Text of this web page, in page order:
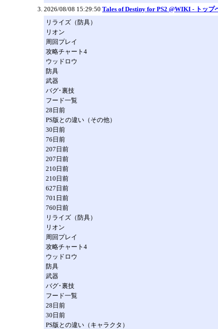
2026/08/08 15:29:50 Tales of Destiny for PS2 @WIKI - トップ
リライズ（防具）
リオン
周回プレイ
攻略チャート4
ウッドロウ
防具
武器
バグ･裏技
フード一覧
28日前
PS版との違い（その他）
30日前
76日前
207日前
207日前
210日前
210日前
627日前
701日前
760日前
リライズ（防具）
リオン
周回プレイ
攻略チャート4
ウッドロウ
防具
武器
バグ･裏技
フード一覧
28日前
30日前
PS版との違い（キャラクタ）